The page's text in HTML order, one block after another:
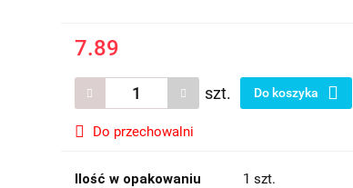
7.89
szt. Do koszyka
Do przechowalni
Ilość w opakowaniu 1 szt.